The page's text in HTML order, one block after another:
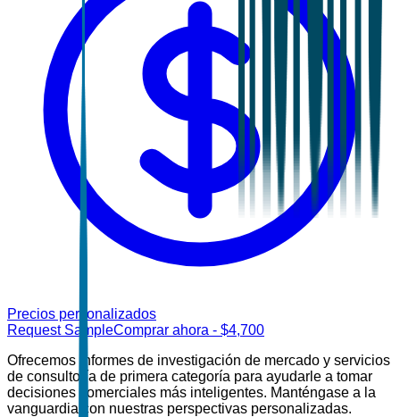
Precios personalizados
Request SampleComprar ahora - $4,700
Ofrecemos informes de investigación de mercado y servicios
de consultoría de primera categoría para ayudarle a tomar
decisiones comerciales más inteligentes. Manténgase a la
vanguardia con nuestras perspectivas personalizadas.